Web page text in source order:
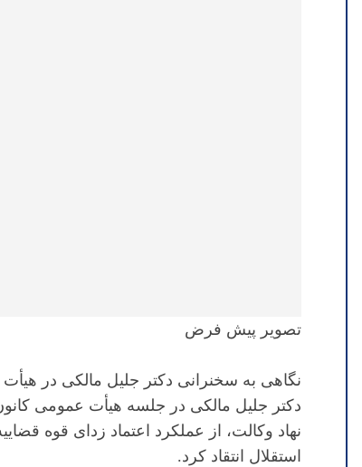
تصویر پیش فرض
نگاهی به سخنرانی دکتر جلیل مالکی در
دکتر جلیل مالکی در جلسه هیأت عمومی
نهاد وکالت، از عملکرد اعتماد زدای قوه
استقلال انتقاد کرد.